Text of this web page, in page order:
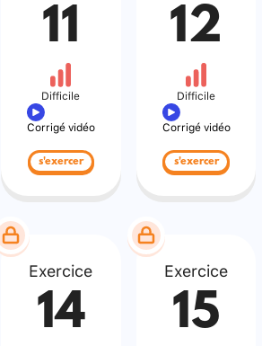
11
Difficile
Corrigé vidéo
s'exercer
12
Difficile
Corrigé vidéo
s'exercer
Exercice
14
Exercice
15